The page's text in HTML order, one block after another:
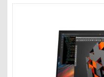
Детайли